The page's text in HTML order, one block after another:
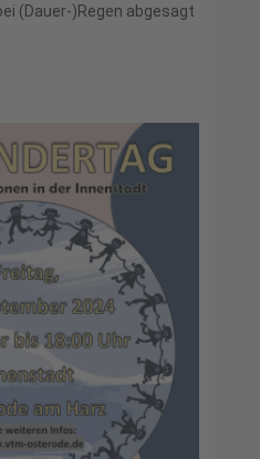
(Dauer-)Regen abgesagt